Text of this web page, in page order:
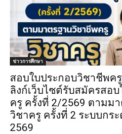
ข่าวการศึกษา
สอบใบประกอบวิชาชีพค
ลิงก์เว็บไซต์รับสมัครสอ
ครู ครั้งที่ 2/2569 ตามม
วิชาครู ครั้งที่ 2 ระบบกร
2569